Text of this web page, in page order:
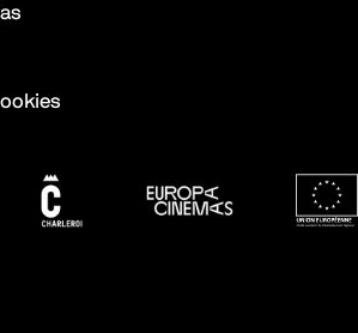
Wallonie-Bruxelles
Ville de CharleroiEuropa Cinemas